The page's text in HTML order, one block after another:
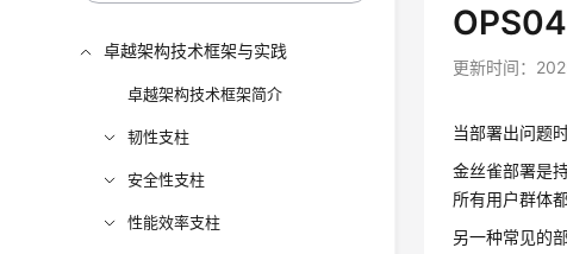
卓越架构技术框架与实践
卓越架构技术框架简介
韧性支柱
安全性支柱
性能效率支柱
更新时间：
当部署出问题
金丝雀部署是
所有用户群体
另一种常见的